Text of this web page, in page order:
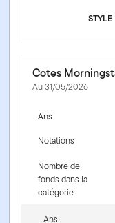
STYLE
Cotes
Au 31/05/2026
Ans
Notations
Nombre de
fonds dans la
catégorie
Ans